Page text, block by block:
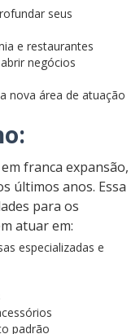
seus
e restaurantes
negócios
nova área de atuação
franca expansão,
últimos anos. Essa
para os
atuar em:
especializadas e
padrão